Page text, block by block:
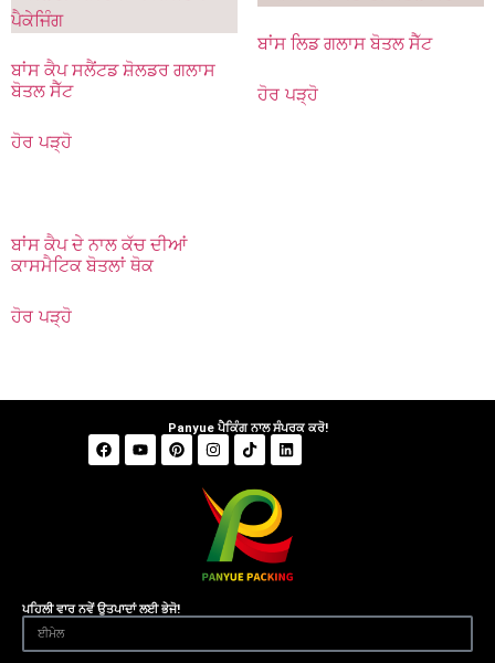
ਬਾਂਸ ਕੈਪ ਸਲੈਂਟਡ ਸ਼ੋਲਡਰ ਗਲਾਸ
ਬੋਤਲ ਸੈੱਟ
ਹੋਰ ਪੜ੍ਹੋ
ਬਾਂਸ ਲਿਡ ਗਲਾਸ ਬੋਤਲ ਸੈੱਟ
ਹੋਰ ਪੜ੍ਹੋ
ਬਾਂਸ ਕੈਪ ਦੇ ਨਾਲ ਕੱਚ ਦੀਆਂ
ਕਾਸਮੈਟਿਕ ਬੋਤਲਾਂ ਥੋਕ
ਹੋਰ ਪੜ੍ਹੋ
Panyue ਪੈਕਿੰਗ ਨਾਲ ਸੰਪਰਕ ਕਰੋ!
ਪਹਿਲੀ ਵਾਰ ਨਵੇਂ ਉਤਪਾਦਾਂ ਲਈ ਭੇਜੋ!